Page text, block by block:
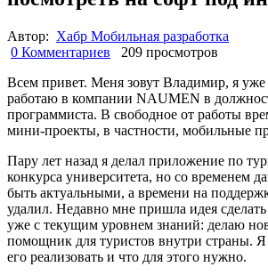
Автор: Хабр Мобильная разработка
0 Комментариев
209 просмотров
Всем привет. Меня зовут Владимир, я уже
работаю в компании NAUMEN в
программиста. В свободное от работы
мини-проекты, в частности, мобильные
Пару лет назад я делал приложение по
конкурса университета, но со временем
быть актуальными, а времени на
удалил. Недавно мне пришла идея
уже с текущим уровнем знаний: делаю
помощник для туристов внутри страны. Я
его реализовать и что для этого нужно.